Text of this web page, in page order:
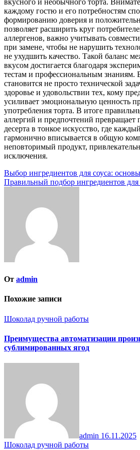
вкусного и необычного торта.
каждому гостю и его потребностям
формированию доверия и
позволяет расширить круг
аллергенов, важно учитывать
при замене, чтобы не нарушить
не ухудшить качество. Такой баланс
вкусом достигается благодаря
тестам и профессиональным знаниям.
становится не просто технической
здоровье и удовольствии тех, кому
усиливает эмоциональную ценность
употребления торта. В итоге
аллергий и предпочтений превращает
десерта в тонкое искусство, где
гармонично вписывается в общую
неповторимый продукт,
исключения.
Навигация
по
Выбор ингредиентов для соуса:
Правильный подбор ингредиентов для
От admin
Похожие записи
Шоколад ручной работы
Преимущества автоматизации
сублимированных ягод
admin 16.11.2025
Шоколад ручной работы